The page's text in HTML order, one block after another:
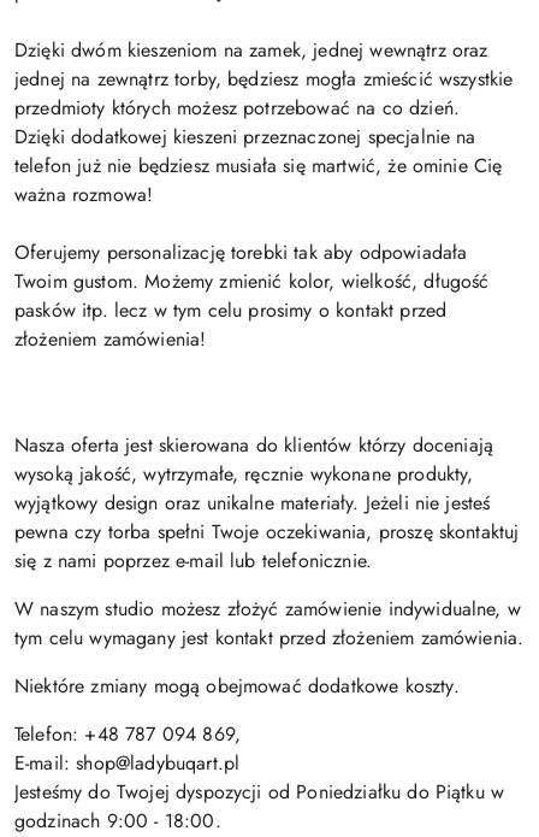
Dzięki dwóm kieszeniom na zamek, jednej wewnątrz oraz
jednej na zewnątrz torby, będziesz mogła zmieścić wszystkie
przedmioty których możesz potrzebować na co dzień.
Dzięki dodatkowej kieszeni przeznaczonej specjalnie na
telefon już nie będziesz musiała się martwić, że ominie Cię
ważna rozmowa!
Oferujemy personalizację torebki tak aby odpowiadała
Twoim gustom. Możemy zmienić kolor, wielkość, długość
pasków itp. lecz w tym celu prosimy o kontakt przed
złożeniem zamówienia!
Nasza oferta jest skierowana do klientów którzy doceniają
wysoką jakość, wytrzymałe, ręcznie wykonane produkty,
wyjątkowy design oraz unikalne materiały. Jeżeli nie jesteś
pewna czy torba spełni Twoje oczekiwania, proszę skontaktuj
się z nami poprzez e-mail lub telefonicznie.
W naszym studio możesz złożyć zamówienie indywidualne, w
tym celu wymagany jest kontakt przed złożeniem zamówienia.
Niektóre zmiany mogą obejmować dodatkowe koszty.
Telefon: +48 787 094 869,
E-mail: shop@ladybuqart.pl
Jesteśmy do Twojej dyspozycji od Poniedziałku do Piątku w
godzinach 9:00 - 18:00.